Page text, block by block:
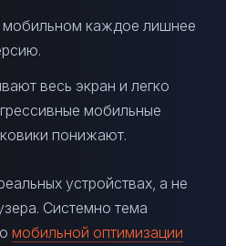
мобильном каждое лишнее
весь экран и легко
мобильные
понижают.
устройствах, а не
Системно тема
мобильной оптимизации